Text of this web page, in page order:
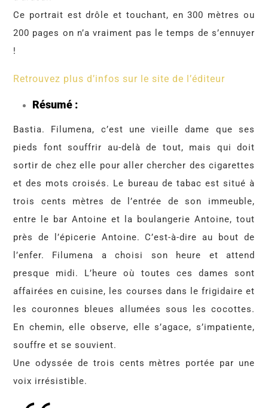
Ce portrait est drôle et touchant, en 300 mètres ou
200 pages on n’a vraiment pas le temps de s’ennuyer
!
Retrouvez plus d’infos sur le site de l’éditeur
Résumé :
Bastia. Filumena, c’est une vieille dame que ses
pieds font souffrir au-delà de tout, mais qui doit
sortir de chez elle pour aller chercher des cigarettes
et des mots croisés. Le bureau de tabac est situé à
trois cents mètres de l’entrée de son immeuble,
entre le bar Antoine et la boulangerie Antoine, tout
près de l’épicerie Antoine. C’est-à-dire au bout de
l’enfer. Filumena a choisi son heure et attend
presque midi. L’heure où toutes ces dames sont
affairées en cuisine, les courses dans le frigidaire et
les couronnes bleues allumées sous les cocottes.
En chemin, elle observe, elle s’agace, s’impatiente,
souffre et se souvient.
Une odyssée de trois cents mètres portée par une
voix irrésistible.